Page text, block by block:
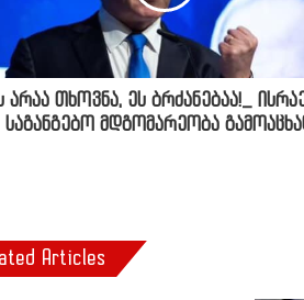
არაა თხოვნა, ეს ბრძანებაა!_
საგანგებო მდგომარეობა
Articles